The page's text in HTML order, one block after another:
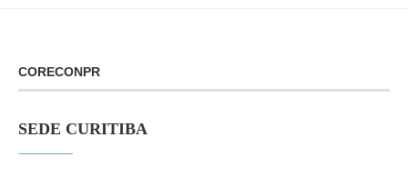
CORECONPR
SEDE CURITIBA